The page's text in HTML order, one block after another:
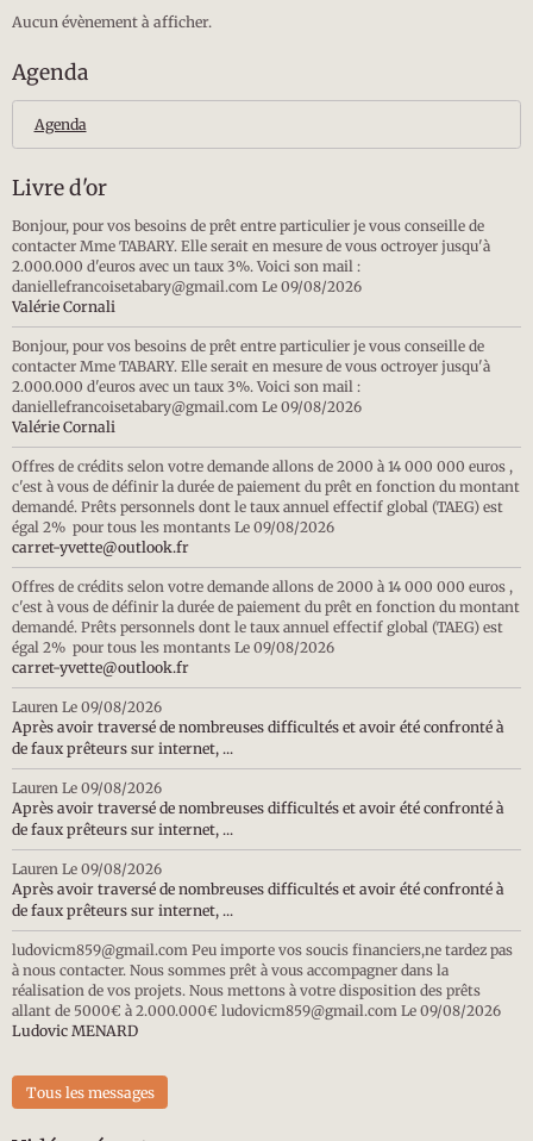
Aucun évènement à afficher.
Agenda
Agenda
Livre d'or
Bonjour, pour vos besoins de prêt entre particulier je vous conseille de
contacter Mme TABARY. Elle serait en mesure de vous octroyer jusqu'à
2.000.000 d'euros avec un taux 3%. Voici son mail :
daniellefrancoisetabary@gmail.com Le 09/08/2026
Valérie Cornali
Bonjour, pour vos besoins de prêt entre particulier je vous conseille de
contacter Mme TABARY. Elle serait en mesure de vous octroyer jusqu'à
2.000.000 d'euros avec un taux 3%. Voici son mail :
daniellefrancoisetabary@gmail.com Le 09/08/2026
Valérie Cornali
Offres de crédits selon votre demande allons de 2000 à 14 000 000 euros ,
c'est à vous de définir la durée de paiement du prêt en fonction du montant
demandé. Prêts personnels dont le taux annuel effectif global (TAEG) est
égal 2% pour tous les montants Le 09/08/2026
carret-yvette@outlook.fr
Offres de crédits selon votre demande allons de 2000 à 14 000 000 euros ,
c'est à vous de définir la durée de paiement du prêt en fonction du montant
demandé. Prêts personnels dont le taux annuel effectif global (TAEG) est
égal 2% pour tous les montants Le 09/08/2026
carret-yvette@outlook.fr
Lauren Le 09/08/2026
Après avoir traversé de nombreuses difficultés et avoir été confronté à
de faux prêteurs sur internet, ...
Lauren Le 09/08/2026
Après avoir traversé de nombreuses difficultés et avoir été confronté à
de faux prêteurs sur internet, ...
Lauren Le 09/08/2026
Après avoir traversé de nombreuses difficultés et avoir été confronté à
de faux prêteurs sur internet, ...
ludovicm859@gmail.com Peu importe vos soucis financiers,ne tardez pas
à nous contacter. Nous sommes prêt à vous accompagner dans la
réalisation de vos projets. Nous mettons à votre disposition des prêts
allant de 5000€ à 2.000.000€ ludovicm859@gmail.com Le 09/08/2026
Ludovic MENARD
Tous les messages